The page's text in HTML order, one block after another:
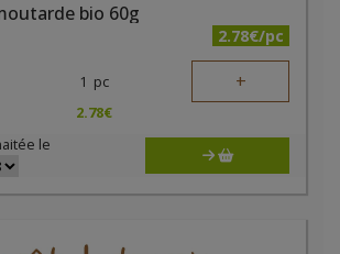
bio 60g
2.78€/pc
1 pc +
2.78€
le